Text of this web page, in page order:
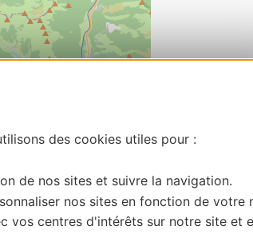
des cookies utiles pour :
de nos sites et suivre la navigation.
nos sites en fonction de votre
vos centres d'intérêts sur notre site et
data ©OpenStreetMap contributors
Environnement